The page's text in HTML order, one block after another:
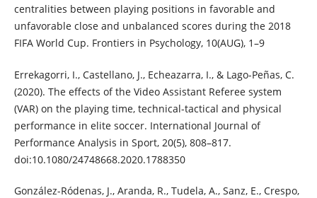
centralities between playing positions in favorable and
unfavorable close and unbalanced scores during the 2018
FIFA World Cup. Frontiers in Psychology, 10(AUG), 1–9
Errekagorri, I., Castellano, J., Echeazarra, I., & Lago-Peñas, C.
(2020). The effects of the Video Assistant Referee system
(VAR) on the playing time, technical-tactical and physical
performance in elite soccer. International Journal of
Performance Analysis in Sport, 20(5), 808–817.
doi:10.1080/24748668.2020.1788350
González-Ródenas, J., Aranda, R., Tudela, A., Sanz, E., Crespo,